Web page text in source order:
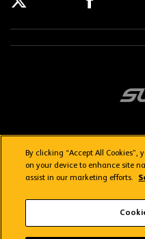
By clicking “Accept All Cookies”,
on your device to enhance site
assist in our marketing efforts.